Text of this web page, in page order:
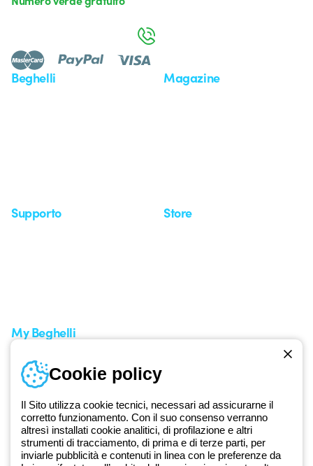
Dal 2025 Beghelli è parte del Gruppo GEWISS, all’interno
dell’ecosistema GEWISS LightZone, dove realizziamo soluzioni di
Beghelli Magazine
Supporto Store
My Beghelli
Accedi o registrati
Formazione
Documentazione e software
Iscriviti alla newsletter
Cookie policy
Il Sito utilizza cookie tecnici, necessari ad assicurarne il
corretto funzionamento. Con il suo consenso verranno
altresì installati cookie analitici, di profilazione e altri
strumenti di tracciamento, di prima e di terze parti, per
inviarle pubblicità e contenuti in linea con le preferenze da